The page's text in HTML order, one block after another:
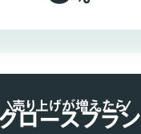
売り上げが増えたら
ロースプラン